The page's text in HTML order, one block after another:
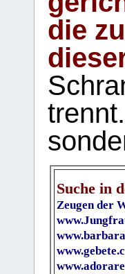
die
Suche in
Zeugen der